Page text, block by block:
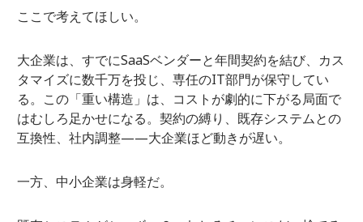
ここで考えてほしい。
大企業は、すでにSaaSベンダーと年間契約を結び、カス
タマイズに数千万を投じ、専任のIT部門が保守してい
る。この「重い構造」は、コストが劇的に下がる局面で
はむしろ足かせになる。契約の縛り、既存システムとの
互換性、社内調整——大企業ほど動きが遅い。
一方、中小企業は身軽だ。